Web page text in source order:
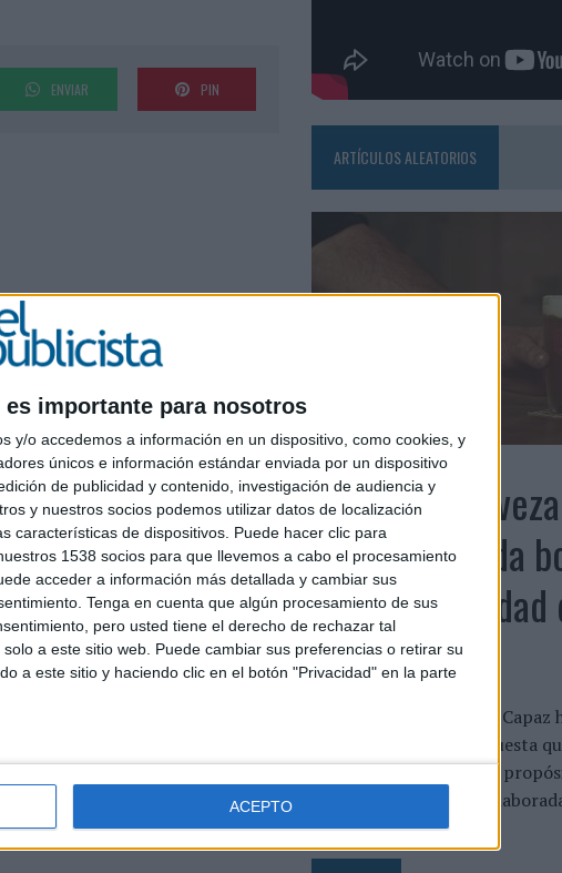
importante para nosotros
y/o accedemos a información en un dispositivo, como cookies, y
únicos e información estándar enviada por un dispositivo
de publicidad y contenido, investigación de audiencia y
y nuestros socios podemos utilizar datos de localización
características de dispositivos. Puede hacer clic para
1538 socios para que llevemos a cabo el procesamiento
acceder a información más detallada y cambiar sus
Tenga en cuenta que algún procesamiento de sus
pero usted tiene el derecho de rechazar tal
a este sitio web. Puede cambiar sus preferencias o retirar su
a este sitio y haciendo clic en el botón "Privacidad" en la parte
ACEPTO
ENVIAR PIN
ARTÍCULOS ALEATORIOS
04/08/2026
Capaz, la
convierte cada
una oportunidad
inclusión
La cervecera madrileña
mercado con una propuesta
elaboración artesanal y
presenta una cerveza
agua, malta,...